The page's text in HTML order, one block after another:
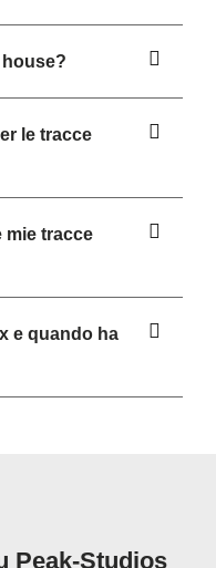
le tracce
mie tracce
e quando ha
Peak-Studios